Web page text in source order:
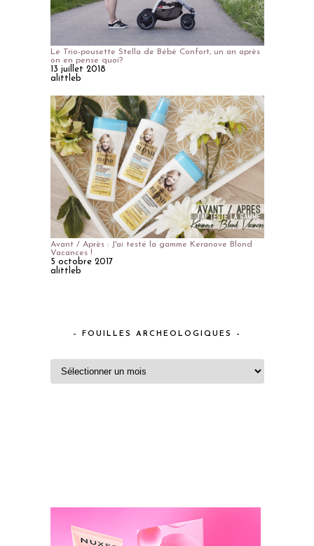
Le Trio-pousette Stella de Bébé Confort, un an après
on en pense quoi?
13 juillet 2018
alittleb
Avant / Après : J'ai testé la gamme Keranove Blond
Vacances !
5 octobre 2017
alittleb
– FOUILLES ARCHEOLOGIQUES –